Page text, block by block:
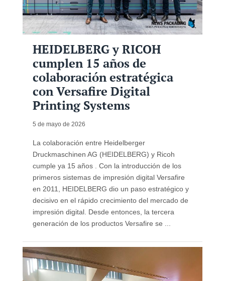
HEIDELBERG y RICOH
cumplen 15 años de
colaboración estratégica
con Versafire Digital
Printing Systems
5 de mayo de 2026
La colaboración entre Heidelberger
Druckmaschinen AG (HEIDELBERG) y Ricoh
cumple ya 15 años . Con la introducción de los
primeros sistemas de impresión digital Versafire
en 2011, HEIDELBERG dio un paso estratégico y
decisivo en el rápido crecimiento del mercado de
impresión digital. Desde entonces, la tercera
generación de los productos Versafire se ...